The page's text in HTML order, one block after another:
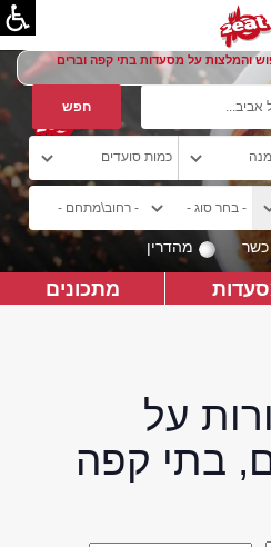
והמלצות על מסעדות בתי קפה וברים
כשר מהדרין
מתכונים
על
בתי קפה